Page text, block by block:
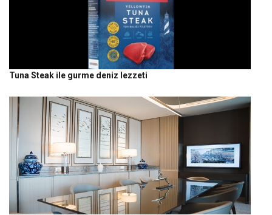
Tuna Steak ile gurme deniz lezzeti